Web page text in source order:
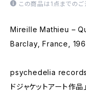
この商品は1点までのご
Mireille Mathieu ‎–
Barclay, France,
psychedelia recordsは
ドジャケットアート作